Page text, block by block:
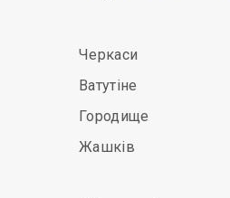
Черкаси
Ватутіне
Городище
Жашків